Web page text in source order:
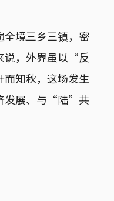
境三乡三镇，密
说，外界虽以“反
知秋，这场发生
发展、与“陆”共